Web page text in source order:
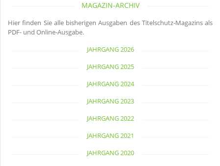
MAGAZIN-ARCHIV
Hier finden Sie alle bisherigen Ausgaben des Titelschutz-Magazins als
PDF- und Online-Ausgabe.
JAHRGANG 2026
JAHRGANG 2025
JAHRGANG 2024
JAHRGANG 2023
JAHRGANG 2022
JAHRGANG 2021
JAHRGANG 2020